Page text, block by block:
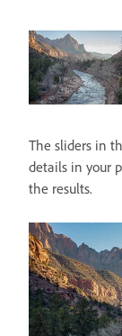
The sliders in
details in your
the results.